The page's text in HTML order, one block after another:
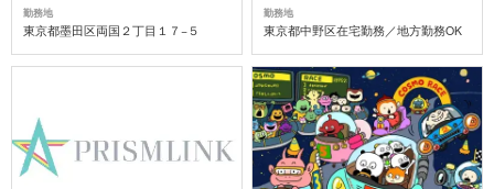
勤務地
東京都墨田区両国２丁目１７−５
勤務地
東京都中野区在宅勤務／地方勤務OK